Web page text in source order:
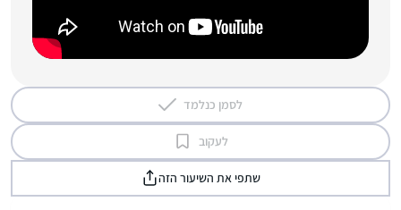
לסמן כנלמד
לעקוב
שתפי את השיעור הזה